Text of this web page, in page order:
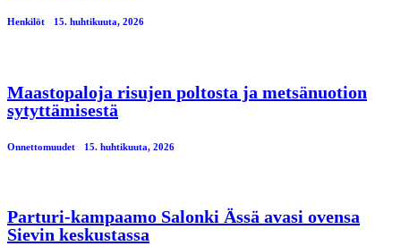
Henkilöt 15. huhtikuuta, 2026
Maastopaloja risujen poltosta ja metsänuotion
sytyttämisestä
Onnettomuudet 15. huhtikuuta, 2026
Parturi-kampaamo Salonki Ässä avasi ovensa
Sievin keskustassa